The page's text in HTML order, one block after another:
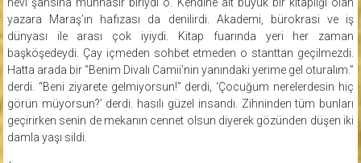
nevi şahsına münhasır biriydi o. Kendine ait büyük bir kitaplığı olan
yazara Maraş’ın hafızası da denilirdi. Akademi, bürokrasi ve iş
dünyası ile arası çok iyiydi. Kitap fuarında yeri her zaman
başköşedeydi. Çay içmeden sohbet etmeden o stanttan geçilmezdi.
Hatta arada bir “Benim Divalı Camii’nin yanındaki yerime gel oturalım.”
derdi. “Beni ziyarete gelmiyorsun!” derdi, ‘Çocuğum nerelerdesin hiç
görün müyorsun?’ derdi. hasılı güzel insandı. Zihninden tüm bunları
geçirirken senin de mekanın cennet olsun diyerek gözünden düşen iki
damla yaşı sildi.